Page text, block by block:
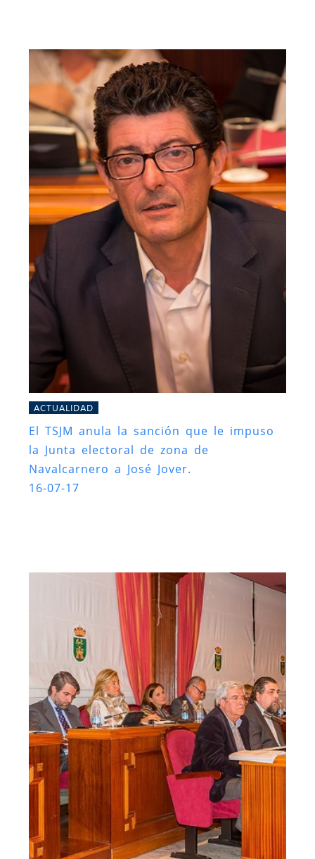
ACTUALIDAD
El TSJM anula la sanción que le impuso
la Junta electoral de zona de
Navalcarnero a José Jover.
16-07-17